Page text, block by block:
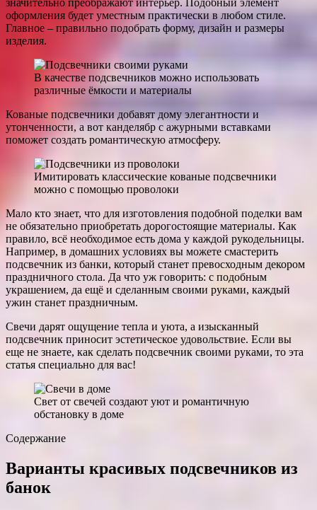
оформления будет уместным практически в любом стиле.
Главное – правильно подобрать форму, дизайн и размеры
изделия.
В качестве подсвечников можно использовать
различные ёмкости и материалы
Кованые подсвечники добавят дому элегантности и
утонченности, а вот канделябр с ажурными вставками
поможет создать романтическую атмосферу.
Имитировать классические кованые подсвечники
можно с помощью проволоки
Мало кто знает, что для изготовления подобной поделки вам
не обязательно приобретать дорогостоящие материалы. Как
правило, всё необходимое есть дома у каждой рукодельницы.
Например, в домашних условиях вы можете смастерить
подсвечник из банки, который станет превосходным декором
праздничного стола. Да что уж говорить: с подобным
украшением, да ещё и сделанным своими руками, каждый
ужин станет праздничным.
Свечи дарят ощущение тепла и уюта, а изысканный
подсвечник приносит эстетическое удовольствие. Если вы
еще не знаете, как сделать подсвечник своими руками, то эта
статья специально для вас!
Свет от свечей создают уют и романтичную
обстановку в доме
Содержание
Варианты красивых подсвечников из
банок